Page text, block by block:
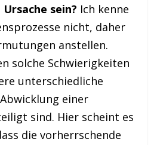
sein? Ich kenne
nicht, daher
anstellen.
solche Schwierigkeiten
unterschiedliche
einer
sind. Hier scheint es
die vorherrschende